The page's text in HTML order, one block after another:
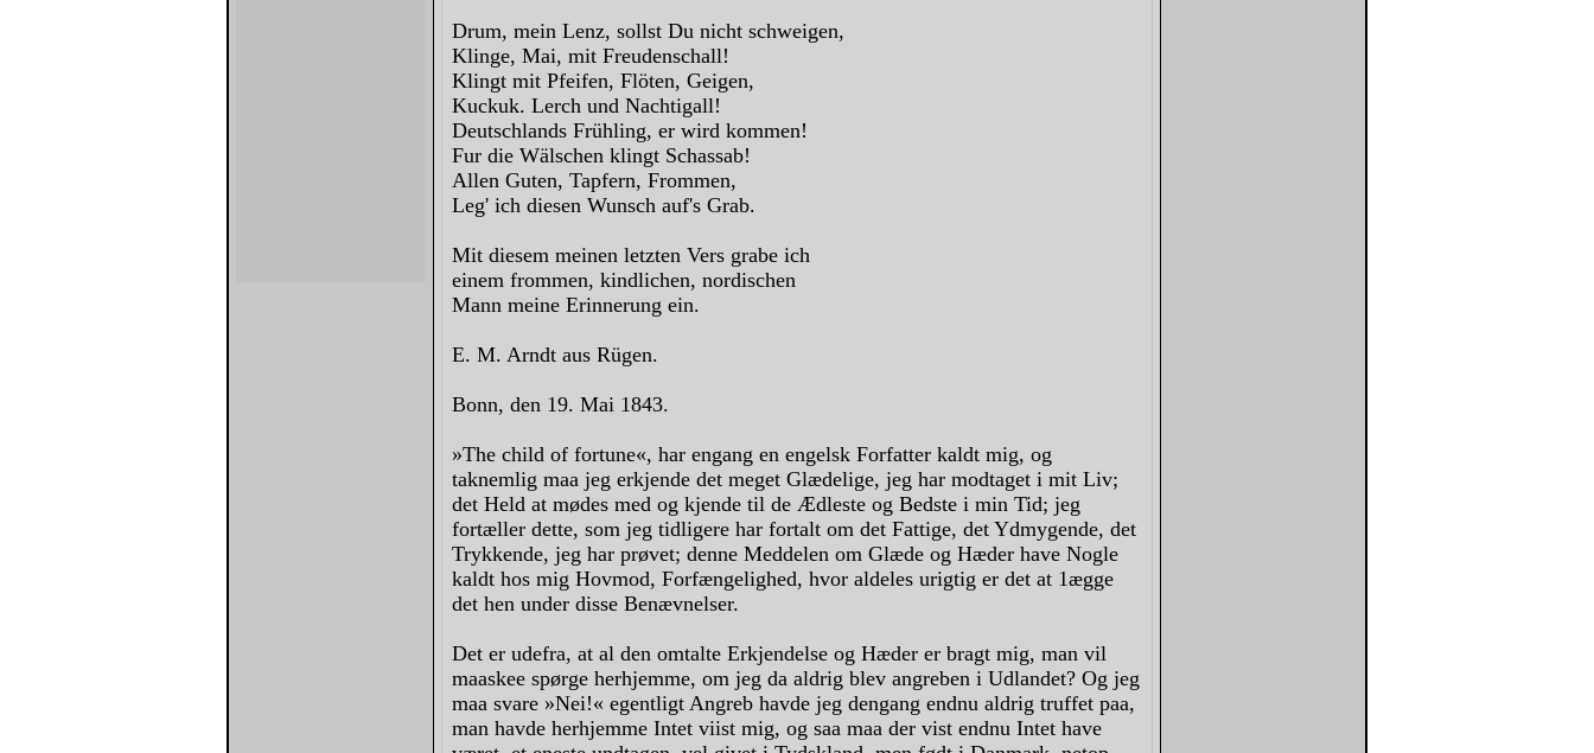
Drum, mein Lenz, sollst Du nicht schweigen,
Klinge, Mai, mit Freudenschall!
Klingt mit Pfeifen, Flöten, Geigen,
Kuckuk. Lerch und Nachtigall!
Deutschlands Frühling, er wird kommen!
Fur die Wälschen klingt Schassab!
Allen Guten, Tapfern, Frommen,
Leg' ich diesen Wunsch auf's Grab.
Mit diesem meinen letzten Vers grabe ich
einem frommen, kindlichen, nordischen
Mann meine Erinnerung ein.
E. M. Arndt aus Rügen.
Bonn, den 19. Mai 1843.
»The child of fortune«, har engang en engelsk Forfatter kaldt mig, og
taknemlig maa jeg erkjende det meget Glædelige, jeg har modtaget i mit Liv;
det Held at mødes med og kjende til de Ædleste og Bedste i min Tid; jeg
fortæller dette, som jeg tidligere har fortalt om det Fattige, det Ydmygende, det
Trykkende, jeg har prøvet; denne Meddelen om Glæde og Hæder have Nogle
kaldt hos mig Hovmod, Forfængelighed, hvor aldeles urigtig er det at 1ægge
det hen under disse Benævnelser.
Det er udefra, at al den omtalte Erkjendelse og Hæder er bragt mig, man vil
maaskee spørge herhjemme, om jeg da aldrig blev angreben i Udlandet? Og jeg
maa svare »Nei!« egentligt Angreb havde jeg dengang endnu aldrig truffet paa,
man havde herhjemme Intet viist mig, og saa maa der vist endnu Intet have